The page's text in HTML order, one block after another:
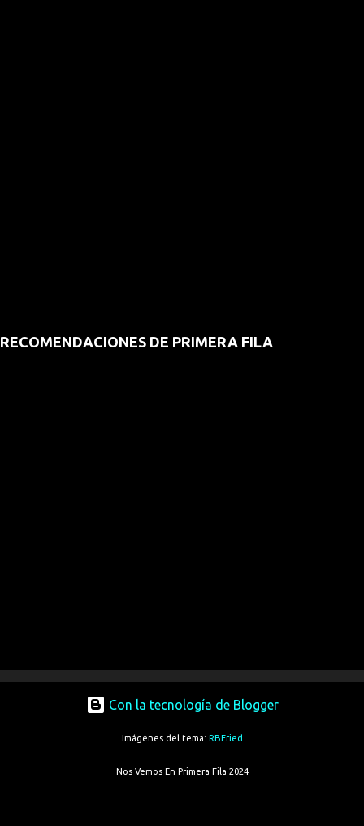
RECOMENDACIONES DE PRIMERA FILA
Con la tecnología de Blogger
Imágenes del tema: RBFried
Nos Vemos En Primera Fila 2024